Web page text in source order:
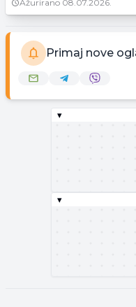
Ažurirano 08.07.2026.
Primaj nove
▾
▾